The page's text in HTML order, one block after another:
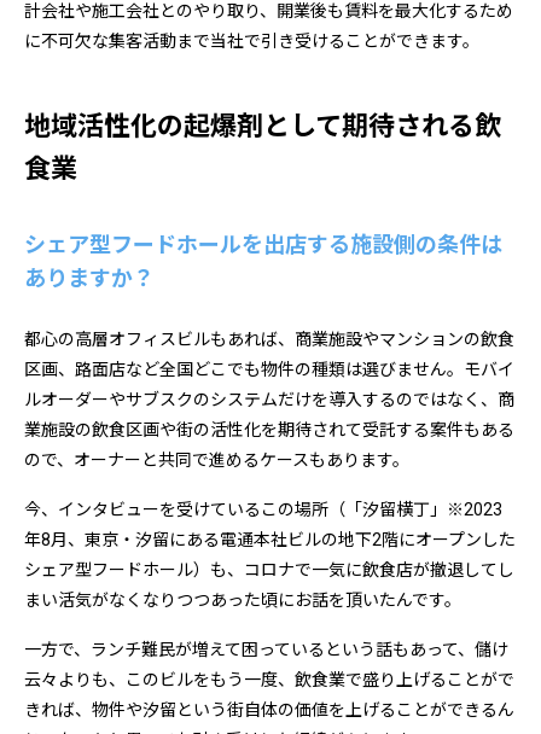
計会社や施工会社とのやり取り、開業後も賃料を最大化するため
に不可欠な集客活動まで当社で引き受けることができます。
地域活性化の起爆剤として期待される飲
食業
シェア型フードホールを出店する施設側の条件は
ありますか？
都心の高層オフィスビルもあれば、商業施設やマンションの飲食
区画、路面店など全国どこでも物件の種類は選びません。モバイ
ルオーダーやサブスクのシステムだけを導入するのではなく、商
業施設の飲食区画や街の活性化を期待されて受託する案件もある
ので、オーナーと共同で進めるケースもあります。
今、インタビューを受けているこの場所（「汐留横丁」※2023
年8月、東京・汐留にある電通本社ビルの地下2階にオープンした
シェア型フードホール）も、コロナで一気に飲食店が撤退してし
まい活気がなくなりつつあった頃にお話を頂いたんです。
一方で、ランチ難民が増えて困っているという話もあって、儲け
云々よりも、このビルをもう一度、飲食業で盛り上げることがで
きれば、物件や汐留という街自体の価値を上げることができるん